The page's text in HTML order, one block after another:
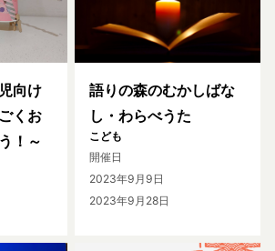
向け
くお
！～
語りの森のむかしばな
し・わらべうた
こども
開催日
2023年9月9日
2023年9月28日